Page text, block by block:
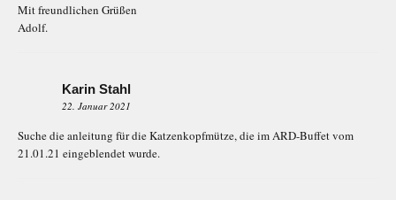
Mit freundlichen Grüßen
Adolf.
Karin Stahl
22. Januar 2021
Suche die anleitung für die Katzenkopfmütze, die im ARD-Buffet vom
21.01.21 eingeblendet wurde.